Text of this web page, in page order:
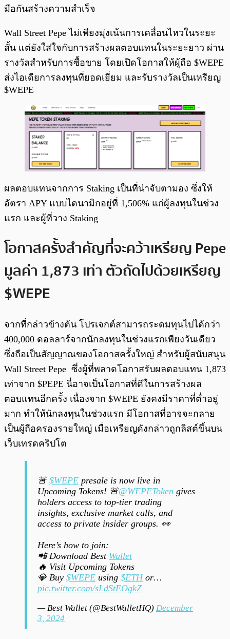
มือกันสร้างความสำเร็จ
Wall Street Pepe ไม่เพียงมุ่งเน้นการเคลื่อนไหวในระยะ
สั้น แต่ยังใส่ใจกับการสร้างผลตอบแทนในระยะยาว ผ่าน
รางวัลสำหรับการซื้อขาย โดยเปิดโอกาสให้ผู้ถือ $WEPE
ส่งไอเดียการลงทุนที่ยอดเยี่ยม และรับรางวัลเป็นเหรียญ
$WEPE
ผลตอบแทนจากการ Staking เป็นที่น่าจับตามอง ซึ่งให้
อัตรา APY แบบไดนามิกอยู่ที่ 1,506% แก่ผู้ลงทุนในช่วง
แรก และผู้ที่วาง Staking
โอกาสครั้งสำคัญที่จะคว้าเหรียญ Pepe
มูลค่า 1,873 เท่า ตัวถัดไปด้วยเหรียญ
$WEPE
จากที่กล่าวข้างต้น โปรเจกต์สามารถระดมทุนไปได้กว่า
400,000 ดอลลาร์จากนักลงทุนในช่วงแรกเพียงวันเดียว
ซึ่งถือเป็นสัญญาณของโอกาสครั้งใหญ่ สำหรับผู้สนับสนุน
Wall Street Pepe ซึ่งผู้ที่พลาดโอกาสรับผลตอบแทน 1,873
เท่าจาก $PEPE นี่อาจเป็นโอกาสที่ดีในการสร้างผล
ตอบแทนอีกครั้ง เนื่องจาก $WEPE ยังคงมีราคาที่ต่ำอยู่
มาก ทำให้นักลงทุนในช่วงแรก มีโอกาสที่อาจจะกลาย
เป็นผู้ถือครองรายใหญ่ เมื่อเหรียญดังกล่าวถูกลิสต์ขึ้นบน
เว็บเทรดคริปโต
🚨 $WEPE presale is now live in
Upcoming Tokens! 🚨@WEPEToken gives
holders access to top-tier trading
insights, exclusive market calls, and
access to private insider groups. 👀
Here’s how to join:
📲 Download Best Wallet
🔥 Visit Upcoming Tokens
💎 Buy $WEPE using $ETHor…
pic.twitter.com/sLdStEOgkZ
— Best Wallet (@BestWalletHQ) December
3, 2024